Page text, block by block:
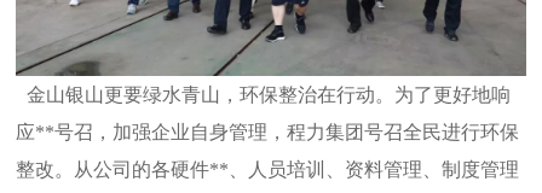
金山银山更要绿水青山，环保整治在行动。为了更好地响
应**号召，加强企业自身管理，程力集团号召全民进行环保
整改。从公司的各硬件**、人员培训、资料管理、制度管理